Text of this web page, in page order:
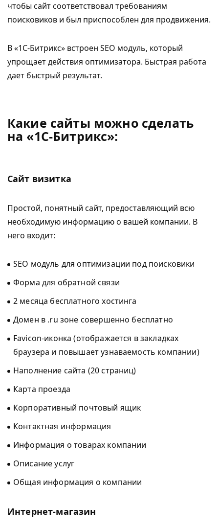
чтобы сайт соответствовал требованиям
поисковиков и был приспособлен для продвижения.
В «1С-Битрикс» встроен SEO модуль, который
упрощает действия оптимизатора. Быстрая работа
дает быстрый результат.
Какие сайты можно сделать
на «1С-Битрикс»:
Сайт визитка
Простой, понятный сайт, предоставляющий всю
необходимую информацию о вашей компании. В
него входит:
SEO модуль для оптимизации под поисковики
Форма для обратной связи
2 месяца бесплатного хостинга
Домен в .ru зоне совершенно бесплатно
Favicon-иконка (отображается в закладках
браузера и повышает узнаваемость компании)
Наполнение сайта (20 страниц)
Карта проезда
Корпоративный почтовый ящик
Контактная информация
Информация о товарах компании
Описание услуг
Общая информация о компании
Интернет-магазин